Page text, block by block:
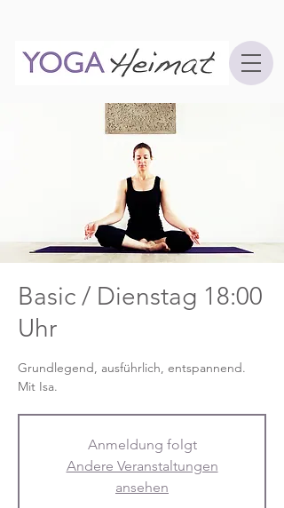
Basic / Dienstag 18:00
Uhr
Grundlegend, ausführlich, entspannend.
Mit Isa.
Anmeldung folgt
Andere Veranstaltungen
ansehen